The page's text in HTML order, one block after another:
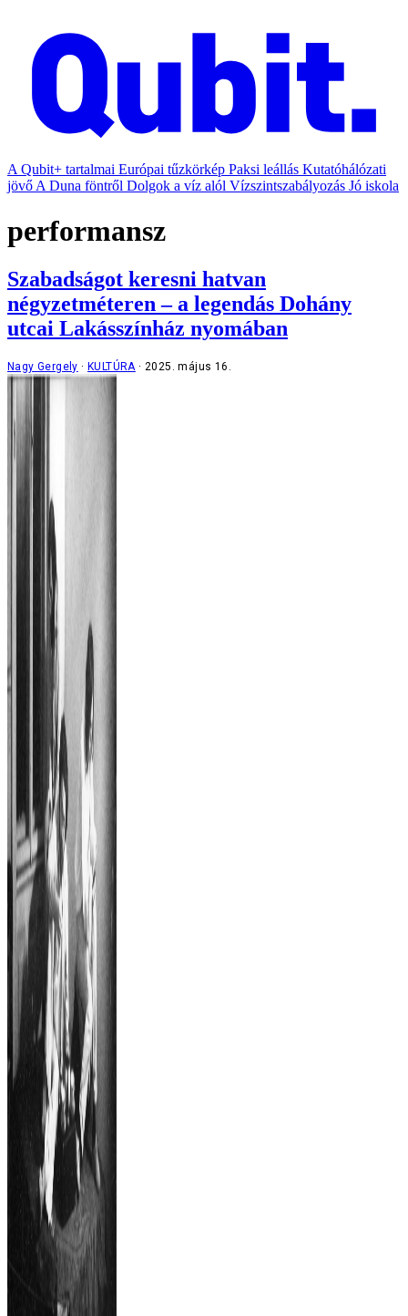
A Qubit+ tartalmai Európai tűzkörkép Paksi leállás Kutatóhálózati
jövő A Duna föntről Dolgok a víz alól Vízszintszabályozás Jó iskola
performansz
Szabadságot keresni hatvan
négyzetméteren – a legendás Dohány
utcai Lakásszínház nyomában
Nagy Gergely KULTÚRA 2025. május 16.